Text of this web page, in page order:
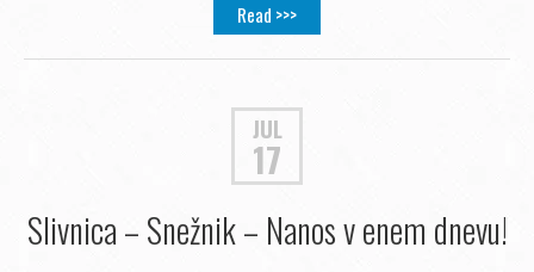
Read >>>
JUL
17
Slivnica – Snežnik – Nanos v enem dnevu!